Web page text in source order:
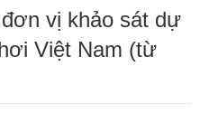
vị khảo sát dự
Việt Nam (từ